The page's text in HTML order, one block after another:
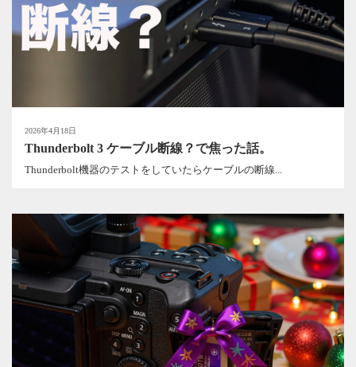
2026年4月18日
Thunderbolt 3 ケーブル断線？で焦った話。
Thunderbolt機器のテストをしていたらケーブルの断線...